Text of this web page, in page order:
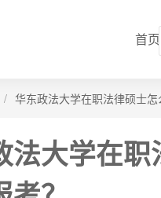
首页
/ 华东政法大学在职法律硕士
法大学在